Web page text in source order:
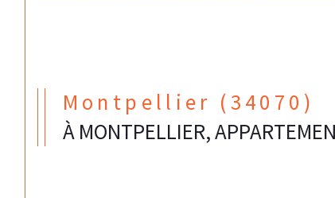
Montpellier (34070)
À MONTPELLIER,